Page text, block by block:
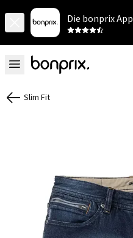
Die bonprix App
Slim Fit